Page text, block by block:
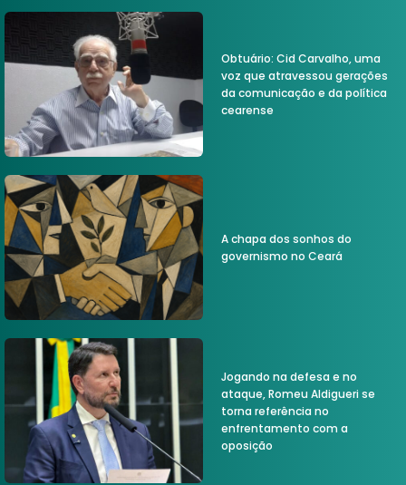
Obtuário: Cid Carvalho, uma
voz que atravessou gerações
da comunicação e da política
cearense
A chapa dos sonhos do
governismo no Ceará
Jogando na defesa e no
ataque, Romeu Aldigueri se
torna referência no
enfrentamento com a
oposição